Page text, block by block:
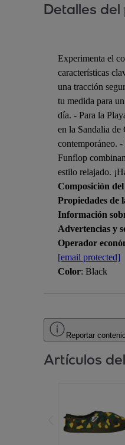
Detalles
Experimenta el
características
una tracción
tu medida para
día. - Para la
en la Sandalia
contemporáneo.
Funflop
estilo relajado.
Composición
Propiedades de
Información
Advertencias y
Operador
[email protected]
Color: Black
Reportar
Artículos